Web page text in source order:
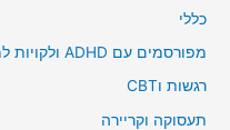
כללי
מפורסמים עם ADHD ולקויות למידה
רגשות וCBT
תעסוקה וקריירה